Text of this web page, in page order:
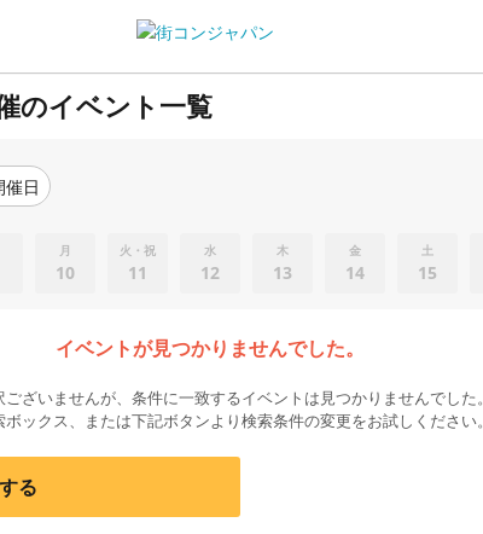
のイベント一覧
催日
月
10
火・祝
11
水
12
木
13
金
14
土
15
イベントが見つかりませんでした。
ざいませんが、条件に一致するイベントは見つかりませんでした。
ックス、または下記ボタンより検索条件の変更をお試しください。
る